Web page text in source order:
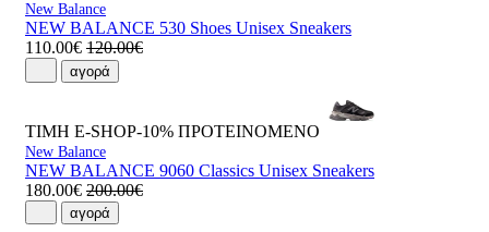
New Balance
NEW BALANCE 530 Shoes Unisex Sneakers
110.00€ 120.00€
αγορά
ΤΙΜΗ E-SHOP-10% ΠΡΟΤΕΙΝΟΜΕΝΟ
New Balance
NEW BALANCE 9060 Classics Unisex Sneakers
180.00€ 200.00€
αγορά